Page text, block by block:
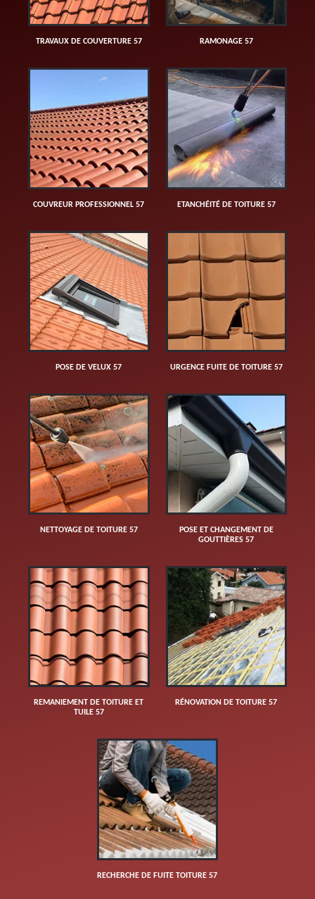
TRAVAUX DE COUVERTURE 57 RAMONAGE 57
COUVREUR PROFESSIONNEL 57 ETANCHÉITÉ DE TOITURE 57
POSE DE VELUX 57 URGENCE FUITE DE TOITURE 57
NETTOYAGE DE TOITURE 57
POSE ET CHANGEMENT DE
GOUTTIÈRES 57
REMANIEMENT DE TOITURE ET
TUILE 57
RÉNOVATION DE TOITURE 57
RECHERCHE DE FUITE TOITURE 57